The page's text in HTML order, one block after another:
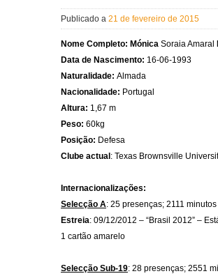
Publicado a 21 de fevereiro de 2015
Nome Completo: Mónica Soraia Amaral
Data de Nascimento: 16-06-1993
Naturalidade: Almada
Nacionalidade: Portugal
Altura: 1,67 m
Peso: 60kg
Posição: Defesa
Clube actual : Texas Brownsville
Internacionalizações:
Selecção A: 25 presenças; 2111
Estreia: 09/12/2012 – “Brasil 2012” –
1 cartão amarelo
Selecção Sub-19: 28 presenças; 2551